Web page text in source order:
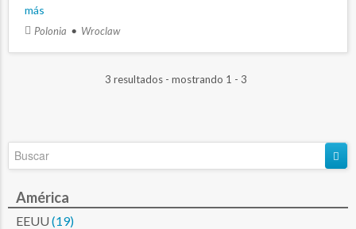
más
Polonia Wroclaw
3 resultados - mostrando 1 - 3
América
EEUU (19)